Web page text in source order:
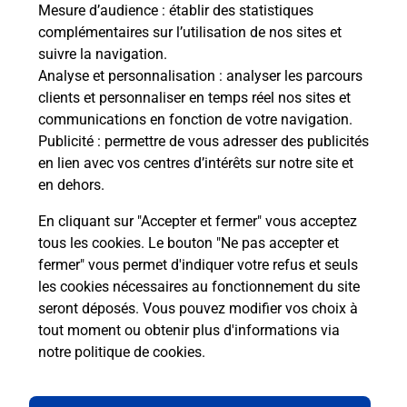
Mesure d’audience : établir des statistiques
complémentaires sur l’utilisation de nos sites et
suivre la navigation.
Analyse et personnalisation : analyser les parcours
clients et personnaliser en temps réel nos sites et
communications en fonction de votre navigation.
Publicité : permettre de vous adresser des publicités
en lien avec vos centres d’intérêts sur notre site et
en dehors.
En cliquant sur "Accepter et fermer" vous acceptez
tous les cookies. Le bouton "Ne pas accepter et
fermer" vous permet d'indiquer votre refus et seuls
les cookies nécessaires au fonctionnement du site
seront déposés. Vous pouvez modifier vos choix à
tout moment ou obtenir plus d'informations via
notre politique de cookies.
Questions fréquemment posées
Comment retourner un colis acheté
en ligne depuis votre boîte aux lettres
?
Comment envoyer un colis ou faire un
retour chez un e-commerçant sans se
déplacer ?
Envoyer un petit colis au meilleur
prix ?